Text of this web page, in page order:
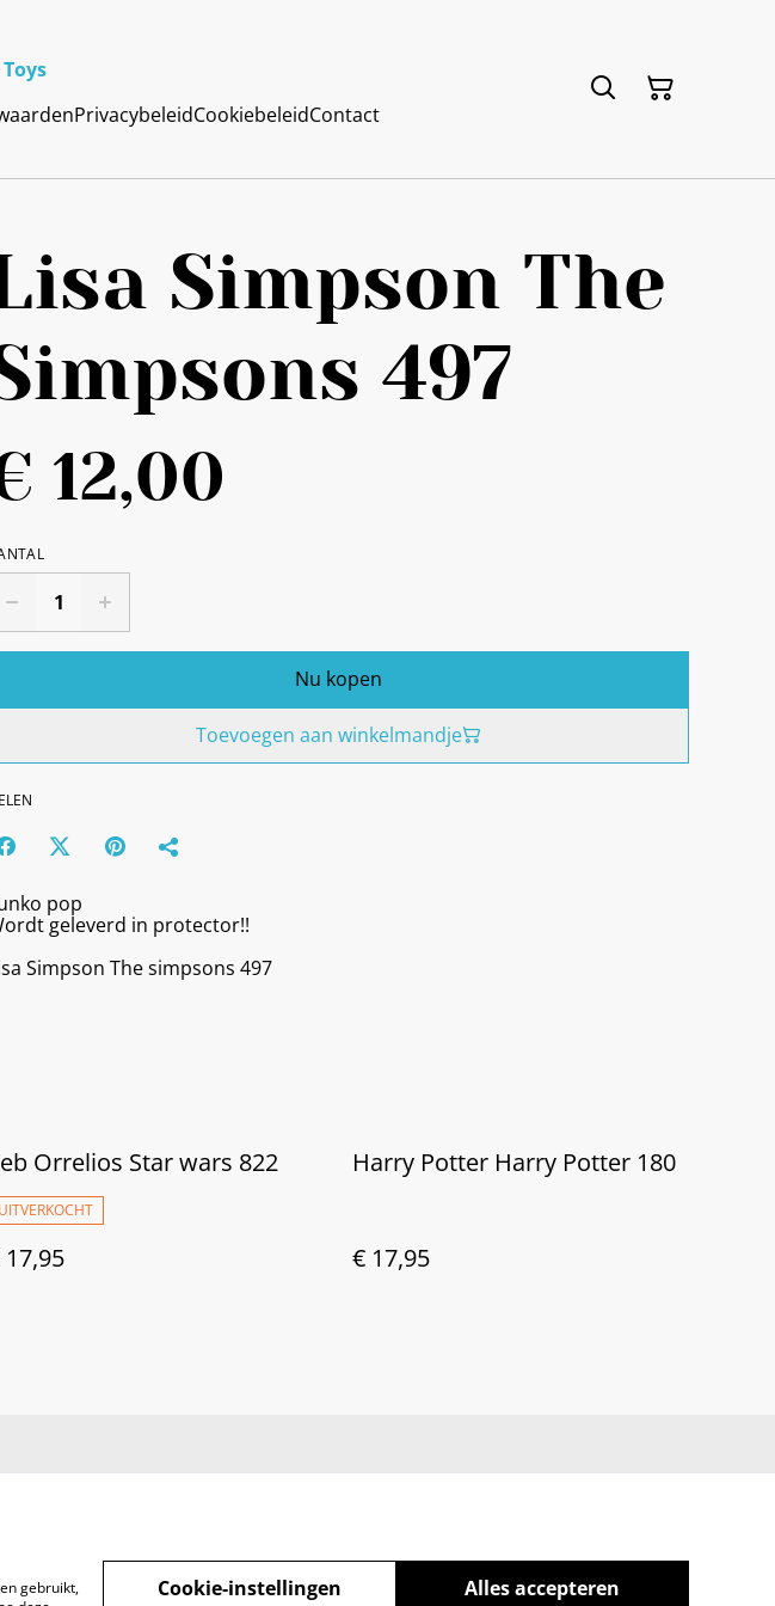
PrivacybeleidCookiebeleidContact
Simpson The
497
12,00
Nu kopen
Toevoegen aan winkelmandje
pop
geleverd in protector!!
Simpson The simpsons 497
Orrelios Star wars 822
UITVERKOCHT
17,95
Harry Potter Harry Potter 180
€ 17,95
gebruikt,
Alles accepteren
Cookie-instellingen